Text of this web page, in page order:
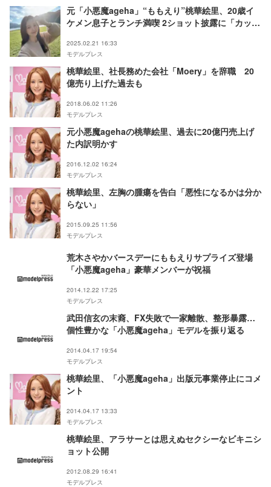
元「小悪魔ageha」“ももえり”桃華絵里、20歳イ
ケメン息子とランチ満喫 2ショット披露に「カップ
2025.02.21 16:33
モデルプレス
桃華絵里、社長務めた会社「Moery」を辞職 20
億売り上げた過去も
2018.06.02 11:26
モデルプレス
元小悪魔agehaの桃華絵里、過去に20億円売上げ
た内訳明かす
2016.12.02 16:24
モデルプレス
桃華絵里、左胸の腫瘍を告白「悪性になるかは分か
らない」
2015.09.25 11:56
モデルプレス
荒木さやかバースデーにももえりサプライズ登場
「小悪魔ageha」豪華メンバーが祝福
2014.12.22 17:25
モデルプレス
武田信玄の末裔、FX失敗で一家離散、整形暴露…
個性豊かな「小悪魔ageha」モデルを振り返る
2014.04.17 19:54
モデルプレス
桃華絵里、「小悪魔ageha」出版元事業停止にコメ
ント
2014.04.17 13:33
モデルプレス
桃華絵里、アラサーとは思えぬセクシーなビキニシ
ョット公開
2012.08.29 16:41
モデルプレス